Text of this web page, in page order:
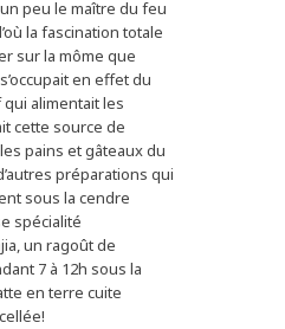
peu le maître du feu
la fascination totale
sur la môme que
en effet du
alimentait les
cette source de
pains et gâteaux du
préparations qui
sous la cendre
spécialité
un ragoût de
7 à 12h sous la
en terre cuite